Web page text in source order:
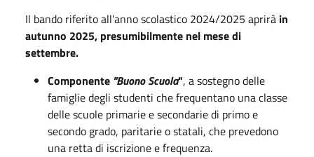
Il bando riferito all’anno scolastico 2024/2025 aprirà in
autunno 2025, presumibilmente nel mese di
settembre.
Componente "Buono Scuola", a sostegno delle
famiglie degli studenti che frequentano una classe
delle scuole primarie e secondarie di primo e
secondo grado, paritarie o statali, che prevedono
una retta di iscrizione e frequenza.